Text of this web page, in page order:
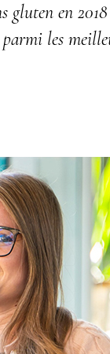
gluten en
les